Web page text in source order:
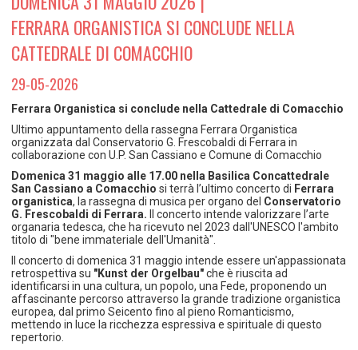
RAPPORTI UTENZA
Coordinamento Provinciale Ferrarese Informagiovani
SOCIALE
FERRARA ORGANISTICA SI CONCLUDE NELLA
CATTEDRALE DI COMACCHIO
29-05-2026
Ferrara Organistica si conclude nella Cattedrale di Comacchio
Ultimo appuntamento della rassegna Ferrara Organistica
organizzata dal Conservatorio G. Frescobaldi di Ferrara in
collaborazione con U.P. San Cassiano e Comune di Comacchio
Domenica 31 maggio alle 17.00 nella Basilica Concattedrale
San Cassiano a Comacchio si terrà l’ultimo concerto di Ferrara
organistica, la rassegna di musica per organo del Conservatorio
G. Frescobaldi di Ferrara. Il concerto intende valorizzare l’arte
organaria tedesca, che ha ricevuto nel 2023 dall'UNESCO l'ambito
titolo di "bene immateriale dell'Umanità".
Il concerto di domenica 31 maggio intende essere un'appassionata
retrospettiva su "Kunst der Orgelbau"che è riuscita ad
identificarsi in una cultura, un popolo, una Fede, proponendo un
affascinante percorso attraverso la grande tradizione organistica
europea, dal primo Seicento fino al pieno Romanticismo,
mettendo in luce la ricchezza espressiva e spirituale di questo
repertorio.